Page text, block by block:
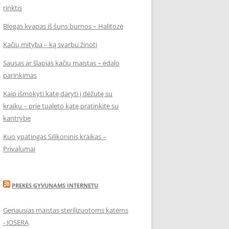
rinktis
Blogas kvapas iš šuns burnos – Halitozė
Kačių mityba – ką svarbu žinoti
Sausas ar šlapias kačių maistas – ėdalo
parinkimas
Kaip išmokyti katę daryti į dėžutę su
kraiku – prie tualeto katę pratinkite su
kantrybe
Kuo ypatingas Silikoninis kraikas –
Privalumai
PREKES GYVUNAMS INTERNETU
Geriausias maistas sterilizuotoms katėms
- JOSERA